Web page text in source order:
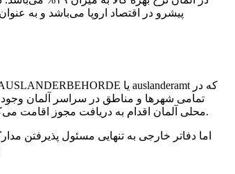
پیشرو در اقتصاد اروپا می‌باشد و به
تمامی شهرها و مناطق در سراسر آلمان
محلی آلمان اقدام به دریافت مجوز اقامت می‌کنند. بنابراین دریافت مجوز اقامت برای آلمان بسیار آسان‌تر از سایر کشورها می‌باشد و تنها کافیست که شما مدارک خود را ارسال نمایید و تماس برقرار کنید.
اما دفاتر خارجی به تنهایی مسئول پذیرفتن